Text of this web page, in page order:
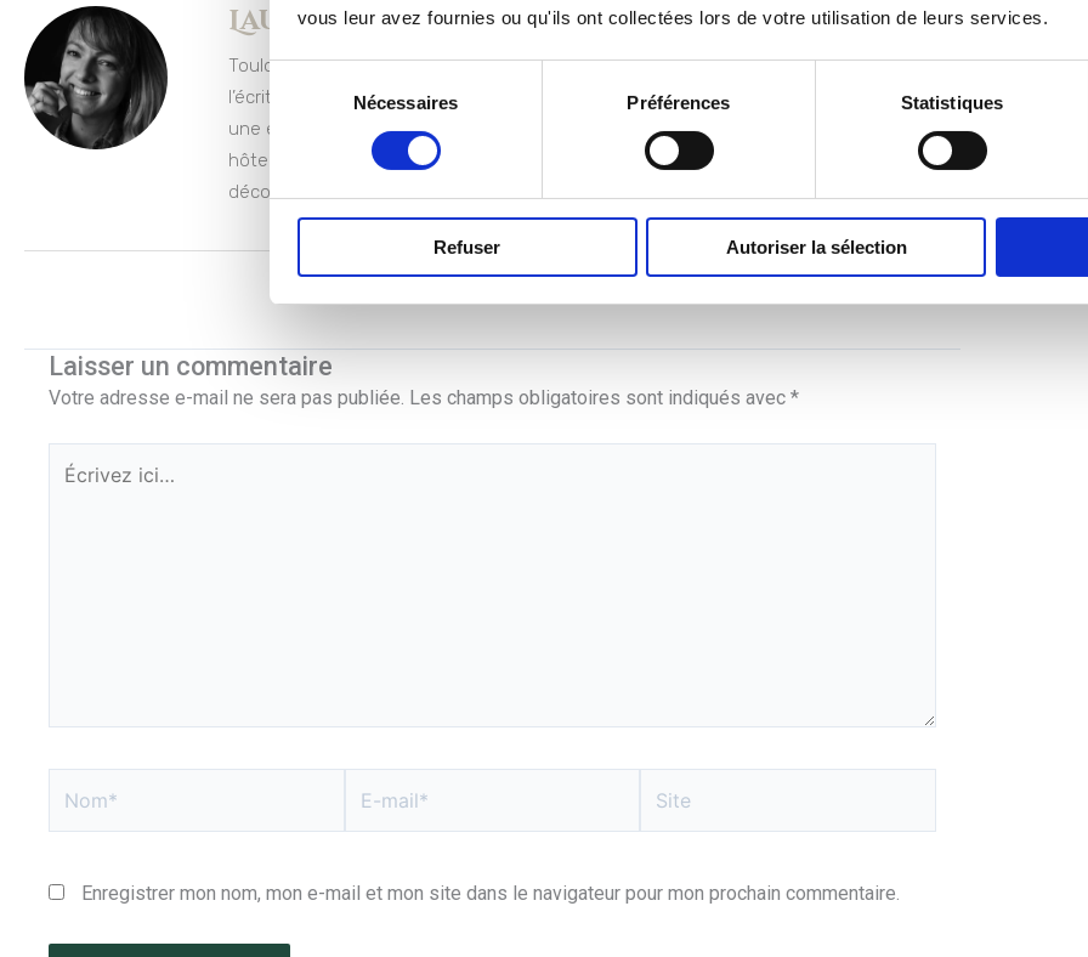
vous leur avez fournies ou qu'ils ont collectées lors de votre utilisation de leurs services.
Sélection
du
consentement
Nécessaires Préférences Statistiques
Refuser Autoriser la sélection
Laura Esquine
Toulousaine depuis 6 ans, je me suis lancée dans la folle aventure de
l’écriture. Depuis l’enfance, mon imagination a toujours été un refuge et
une échappatoire. Avec un parcours professionnel assez atypique, entre
hôtellerie, sécurité aérospatial et secteur de l’apprentissage, je me
découvre finalement une passion pour l’écriture.
Laisser un commentaire
Votre adresse e-mail ne sera pas publiée. Les champs obligatoires sont indiqués avec *
Écrivez
ici…
mail*
Enregistrer mon nom, mon e-mail et mon site dans le navigateur pour mon prochain commentaire.